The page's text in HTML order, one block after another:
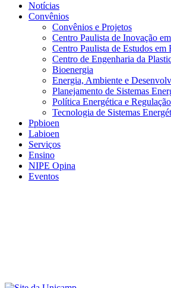
Notícias
Convênios
Convênios e Projetos
Centro Paulista de Inovação
Centro Paulista de Estudos
Centro de Engenharia da
Bioenergia
Energia, Ambiente e
Planejamento de Sistemas
Política Energética e Regulação
Tecnologia de Sistemas
Ppbioen
Labioen
Serviços
Ensino
NIPE Opina
Eventos